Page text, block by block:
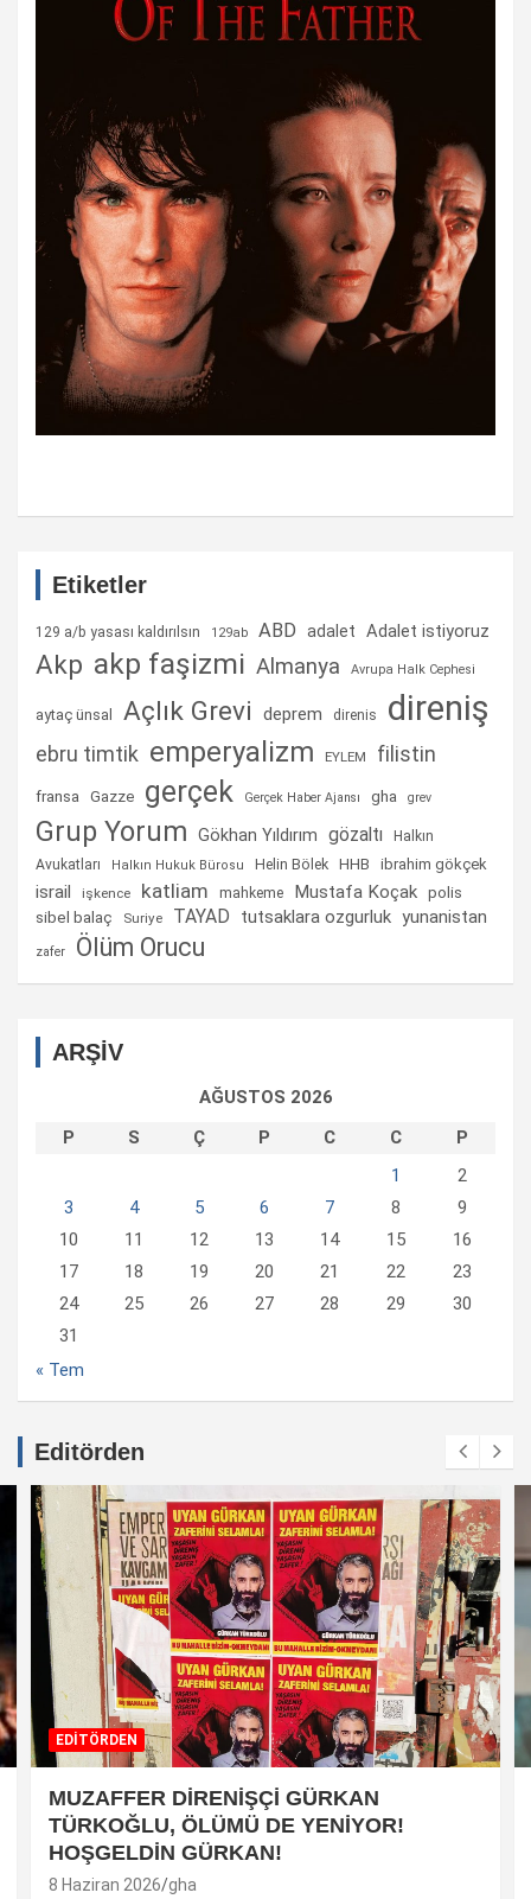
Etiketler
129 a/b yasası kaldırılsın 129ab ABD adalet Adalet istiyoruz
Akp akp faşizmi Almanya Avrupa Halk Cephesi
aytaç ünsal Açlık Grevi deprem direnis direniş
ebru timtik emperyalizm EYLEM filistin
fransa Gazze gerçek Gerçek Haber Ajansı gha grev
Grup Yorum Gökhan Yıldırım gözaltı
Halkın
Avukatları
Halkın Hukuk Bürosu Helin Bölek HHB ibrahim gökçek
israil işkence katliam mahkeme Mustafa Koçak polis
sibel balaç Suriye TAYAD tutsaklara ozgurluk yunanistan
zafer Ölüm Orucu
ARŞİV
AĞUSTOS 2026
P
S Ç P C C
P
1
2
3
4 5 6 7 8
9
10
11 12 13 14 15
16
17
18 19 20 21 22
23
24
25 26 27 28 29
30
31
« Tem
Editörden
EDİTÖRDEN
MUZAFFER DİRENİŞÇİ GÜRKAN
TÜRKOĞLU, ÖLÜMÜ DE YENİYOR!
HOŞGELDİN GÜRKAN!
8 Haziran 2026 gha